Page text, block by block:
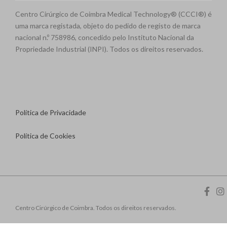
Centro Cirúrgico de Coimbra Medical Technology® (CCCI®) é
uma marca registada, objeto do pedido de registo de marca
nacional n.º 758986, concedido pelo Instituto Nacional da
Propriedade Industrial (INPI). Todos os direitos reservados.
Política de Privacidade
Política de Cookies
Centro Cirúrgico de Coimbra. Todos os direitos reservados.